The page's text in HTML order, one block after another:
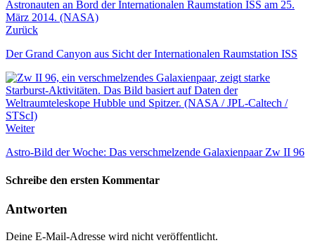
Zurück
Der Grand Canyon aus Sicht der Internationalen Raumstation ISS
Weiter
Astro-Bild der Woche: Das verschmelzende Galaxienpaar Zw II 96
Schreibe den ersten Kommentar
Antworten
Deine E-Mail-Adresse wird nicht veröffentlicht.